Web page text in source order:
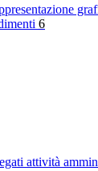
6
attività